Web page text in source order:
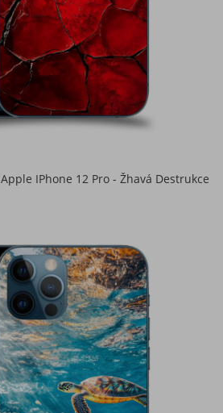
IPhone 12 Pro - Žhavá Destrukce